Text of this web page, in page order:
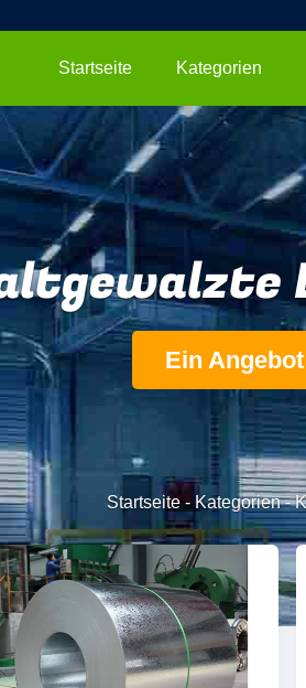
Startseite Kategorien
Ein
Startseite- Kategorien-